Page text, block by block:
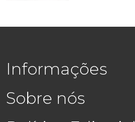
Informações
Sobre nós